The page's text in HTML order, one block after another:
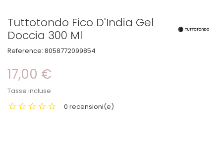
Tuttotondo Fico D'India Gel
Doccia 300 Ml
Reference: 8058772099854
17,00 €
Tasse incluse
0 recensioni(e)